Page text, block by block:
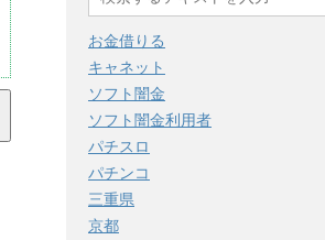
お金借りる
キャネット
ソフト闇金
ソフト闇金利用者
パチスロ
パチンコ
三重県
京都